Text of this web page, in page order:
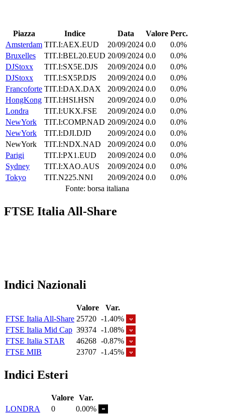
Piazza Indice Data Valore Perc.
Amsterdam TIT.I:AEX.EUD 20/09/2024 0.0
0.0%
Bruxelles
TIT.I:BEL20.EUD 20/09/2024 0.0
0.0%
DJStoxx
TIT.I:SX5E.DJS 20/09/2024 0.0
0.0%
DJStoxx
TIT.I:SX5P.DJS 20/09/2024 0.0
0.0%
Francoforte TIT.I:DAX.DAX 20/09/2024 0.0
0.0%
HongKong TIT.I:HSI.HSN 20/09/2024 0.0
0.0%
Londra
TIT.I:UKX.FSE 20/09/2024 0.0
0.0%
NewYork
TIT.I:COMP.NAD 20/09/2024 0.0
0.0%
NewYork
TIT.I:DJI.DJD 20/09/2024 0.0
0.0%
NewYork
TIT.I:NDX.NAD 20/09/2024 0.0
0.0%
Parigi
TIT.I:PX1.EUD 20/09/2024 0.0
0.0%
Sydney
TIT.I:XAO.AUS 20/09/2024 0.0
0.0%
Tokyo
TIT.N225.NNI 20/09/2024 0.0
0.0%
Fonte: borsa italiana
FTSE Italia All-Share
Indici Nazionali
Valore
Var.
FTSE Italia All-Share 25720 -1.40%
FTSE Italia Mid Cap 39374 -1.08%
FTSE Italia STAR
46268 -0.87%
FTSE MIB
23707 -1.45%
Indici Esteri
Valore Var.
LONDRA
0
0.00%